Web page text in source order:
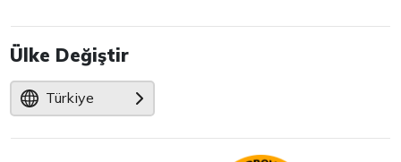
Ülke Değiştir
Türkiye